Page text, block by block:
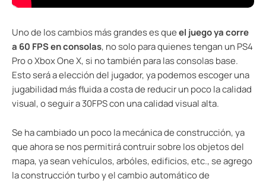
Uno de los cambios más grandes es queel juego ya corre
a 60 FPS en consolas, no solo para quienes tengan un PS4
Pro o Xbox One X, si no también para las consolas base.
Esto será a elección del jugador, ya podemos escoger una
jugabilidad más fluida a costa de reducir un poco la calidad
visual, o seguir a 30FPS con una calidad visual alta.
Se ha cambiado un poco la mecánica de construcción, ya
que ahora se nos permitirá contruir sobre los objetos del
mapa, ya sean vehículos, arbóles, edificios, etc., se agrego
la construcción turbo y el cambio automático de